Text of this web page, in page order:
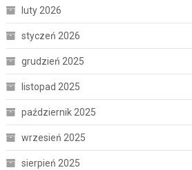
luty 2026
styczeń 2026
grudzień 2025
listopad 2025
październik 2025
wrzesień 2025
sierpień 2025